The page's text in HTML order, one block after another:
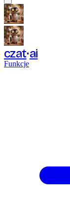
czat ai
Funkcje